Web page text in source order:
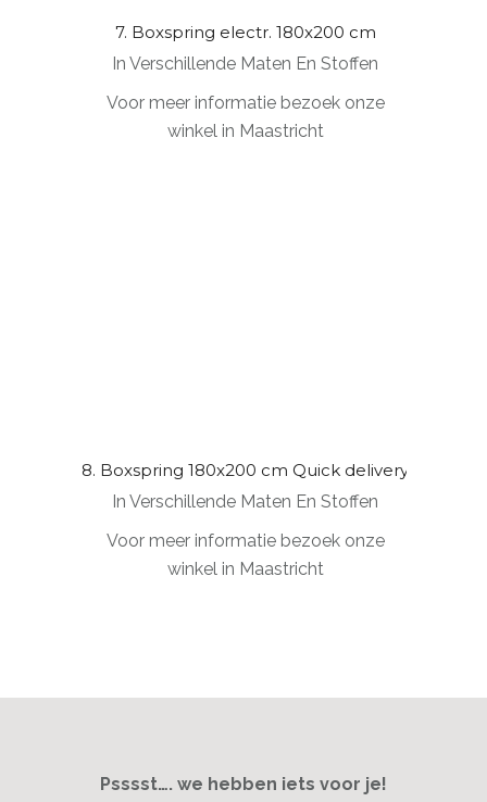
7. Boxspring electr. 180x200 cm
In Verschillende Maten En Stoffen
Voor meer informatie bezoek onze
winkel in Maastricht
8. Boxspring 180x200 cm Quick delivery
In Verschillende Maten En Stoffen
Voor meer informatie bezoek onze
winkel in Maastricht
Psssst…. we hebben iets voor je!